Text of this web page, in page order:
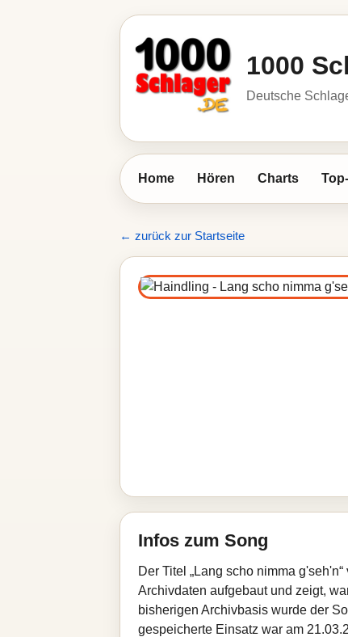
1000
Deutsche
Home Hören Charts
← zurück zur Startseite
Infos zum Song
Der Titel „Lang scho nimma
Archivdaten aufgebaut und zeigt,
bisherigen Archivbasis wurde der
gespeicherte Einsatz war am